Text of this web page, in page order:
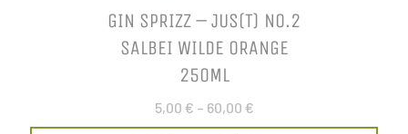
GIN SPRIZZ – JUS(T) NO.2
SALBEI WILDE ORANGE
250ML
5,00 € – 60,00 €